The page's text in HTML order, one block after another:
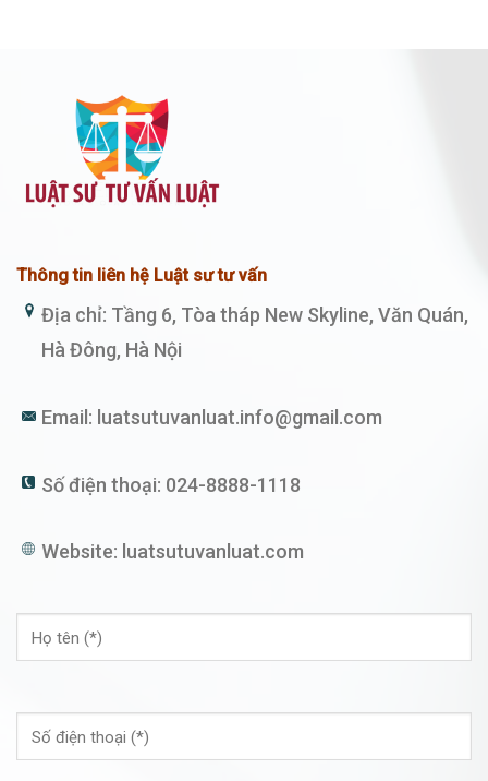
Thông tin liên hệ Luật sư tư vấn
Địa chỉ: Tầng 6, Tòa tháp New Skyline, Văn Quán,
Hà Đông, Hà Nội
Email: luatsutuvanluat.info@gmail.com
Số điện thoại: 024-8888-1118
Website: luatsutuvanluat.com